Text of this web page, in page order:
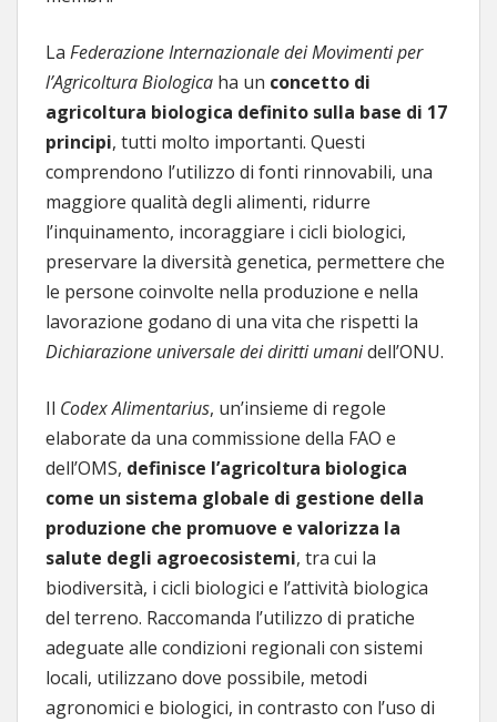
La Federazione Internazionale dei Movimenti per
l’Agricoltura Biologica ha un concetto di
agricoltura biologica definito sulla base di 17
principi, tutti molto importanti. Questi
comprendono l’utilizzo di fonti rinnovabili, una
maggiore qualità degli alimenti, ridurre
l’inquinamento, incoraggiare i cicli biologici,
preservare la diversità genetica, permettere che
le persone coinvolte nella produzione e nella
lavorazione godano di una vita che rispetti la
Dichiarazione universale dei diritti umanidell’ONU.
Il Codex Alimentarius, un’insieme di regole
elaborate da una commissione della FAO e
dell’OMS, definisce l’agricoltura biologica
come un sistema globale di gestione della
produzione che promuove e valorizza la
salute degli agroecosistemi, tra cui la
biodiversità, i cicli biologici e l’attività biologica
del terreno. Raccomanda l’utilizzo di pratiche
adeguate alle condizioni regionali con sistemi
locali, utilizzano dove possibile, metodi
agronomici e biologici, in contrasto con l’uso di